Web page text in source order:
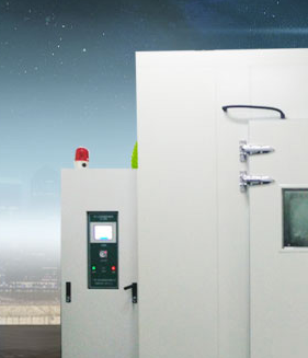
门窗体验箱